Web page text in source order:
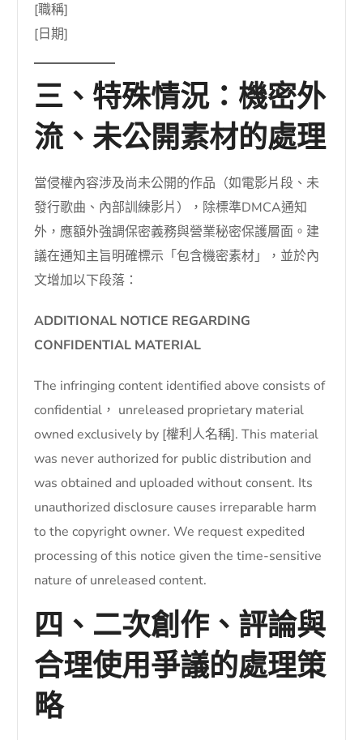
[職稱]
[日期]
三、特殊情況：機密外
流、未公開素材的處理
當侵權內容涉及尚未公開的作品（如電影片段、未
發行歌曲、內部訓練影片），除標準DMCA通知
外，應額外強調保密義務與營業秘密保護層面。建
議在通知主旨明確標示「包含機密素材」，並於內
文增加以下段落：
ADDITIONAL NOTICE REGARDING
CONFIDENTIAL MATERIAL
The infringing content identified above consists of
confidential， unreleased proprietary material
owned exclusively by [權利人名稱]. This material
was never authorized for public distribution and
was obtained and uploaded without consent. Its
unauthorized disclosure causes irreparable harm
to the copyright owner. We request expedited
processing of this notice given the time-sensitive
nature of unreleased content.
四、二次創作、評論與
合理使用爭議的處理策
略